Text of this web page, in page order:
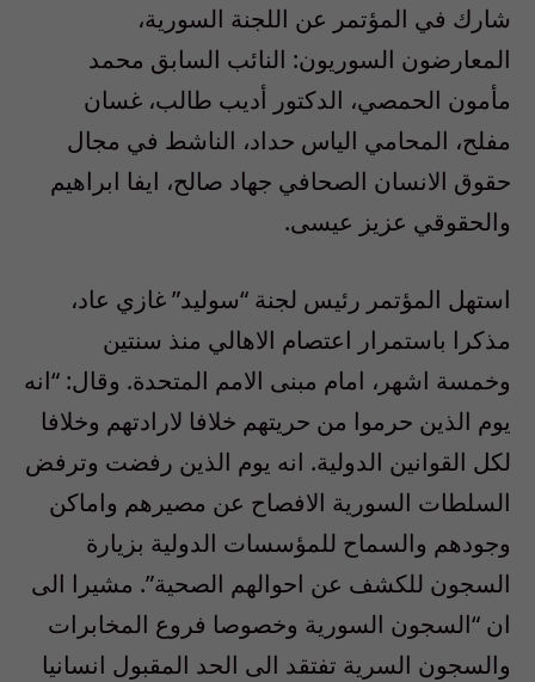
شارك في المؤتمر عن اللجنة السورية،
المعارضون السوريون: النائب السابق محمد
مأمون الحمصي، الدكتور أديب طالب، غسان
مفلح، المحامي الياس حداد، الناشط في مجال
حقوق الانسان الصحافي جهاد صالح، ايفا ابراهيم
والحقوقي عزيز عيسى.
استهل المؤتمر رئيس لجنة “سوليد” غازي عاد،
مذكرا باستمرار اعتصام الاهالي منذ سنتين
وخمسة اشهر، امام مبنى الامم المتحدة. وقال: “انه
يوم الذين حرموا من حريتهم خلافا لارادتهم وخلافا
لكل القوانين الدولية. انه يوم الذين رفضت وترفض
السلطات السورية الافصاح عن مصيرهم واماكن
وجودهم والسماح للمؤسسات الدولية بزيارة
السجون للكشف عن احوالهم الصحية”. مشيرا الى
ان “السجون السورية وخصوصا فروع المخابرات
والسجون السرية تفتقد الى الحد المقبول انسانيا